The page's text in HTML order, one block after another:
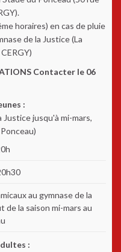
horaires) en cas de pluie
de la Justice (La
Contacter le 06
:
Justice jusqu'à mi-mars,
au gymnase de la
de la saison mi-mars au
: